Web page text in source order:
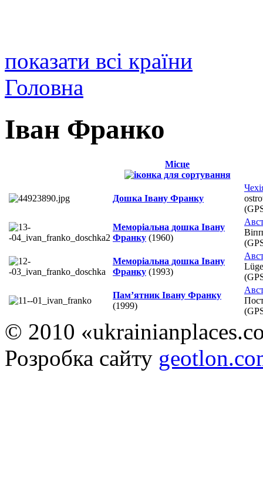
показати всі країни
Головна
Іван Франко
Місце
Дошка Івану Франку
Меморіальна дошка Івану
Франку (1960)
Меморіальна дошка Івану
Франку (1993)
Пам’ятник Івану Франку
(1999)
© 2010
Розробка сайту